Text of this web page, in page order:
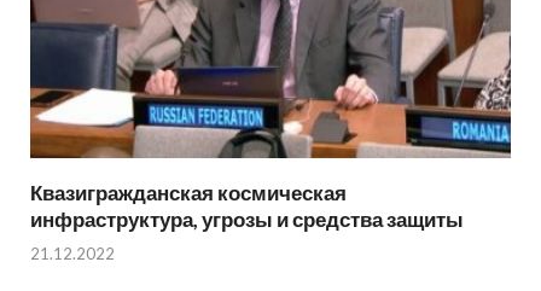
Квазигражданская космическая
инфраструктура, угрозы и средства защиты
21.12.2022